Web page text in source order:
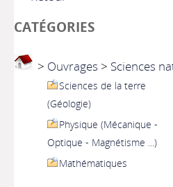
CATÉGORIES
> Ouvrages > Sciences
Sciences de la terre
(Géologie)
Physique (Mécanique -
Optique - Magnétisme ...)
Mathématiques